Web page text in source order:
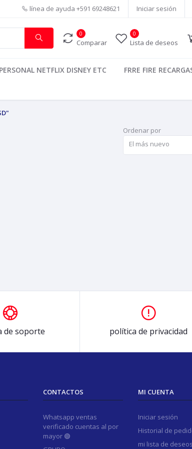
línea de ayuda +591 69248621 Iniciar sesión
0
Comparar
0
Lista de deseos
NETFLIX DISNEY ETC
FRRE FIRE
Ordenar por
El más nuevo
de soporte política de privacidad
CONTACTOS
Whatsapp ventas
verificado cuentas al por
mayor 🟢
MI CUENTA
Iniciar sesión
Historial de
mi lista de deseos